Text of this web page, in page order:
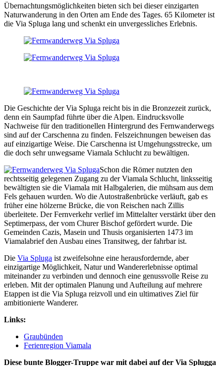
Übernachtungsmöglichkeiten bieten sich bei dieser einzigarten
Naturwanderung in den Orten am Ende des Tages. 65 Kilometer ist
die Via Spluga lang und schenkt ein unvergessliches Erlebnis.
Die Geschichte der Via Spluga reicht bis in die Bronzezeit zurück,
denn ein Saumpfad führte über die Alpen. Eindrucksvolle
Nachweise für den traditionellen Hintergrund des Fernwanderwegs
sind auf der Carschenna zu finden. Felszeichnungen beweisen das
auf einzigartige Weise. Die Carschenna ist Umgehungsstrecke, um
die doch sehr unwegsame Viamala Schlucht zu bewältigen.
Schon die Römer nutzten den
rechtsseitig gelegenen Zugang zu der Viamala Schlucht, linksseitig
bewältigten sie die Viamala mit Halbgalerien, die mühsam aus dem
Fels gehauen wurden. Wo die Autostraßenbrücke verläuft, gab es
früher eine hölzerne Brücke, die von Reischen nach Zillis
überleitete. Der Fernverkehr verlief im Mittelalter verstärkt über den
Septimerpass, der vom Churer Bischof gefördert wurde. Die
Gemeinden Cazis, Masein und Thusis organisierten 1473 im
Viamalabrief den Ausbau eines Transitweg, der fahrbar ist.
Die Via Spluga ist zweifelsohne eine herausfordernde, aber
einzigartige Möglichkeit, Natur und Wandererlebnisse optimal
miteinander zu verbinden und dennoch eine genussvolle Reise zu
erleben. Mit der optimalen Planung und Aufteilung auf mehrere
Etappen ist die Via Spluga reizvoll und ein ultimatives Ziel für
ambitionierte Wanderer.
Links:
Graubünden
Ferienregion Viamala
Diese bunte Blogger-Truppe war mit dabei auf der Via Splugga